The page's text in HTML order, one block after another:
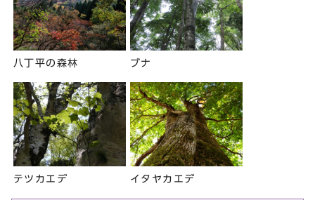
八丁平の森林 ブナ
テツカエデ イタヤカエデ